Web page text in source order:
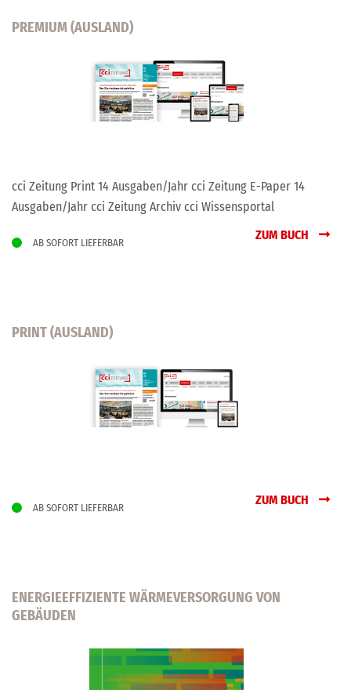
PREMIUM (AUSLAND)
cci Zeitung Print 14 Ausgaben/Jahr cci Zeitung E-Paper 14
Ausgaben/Jahr cci Zeitung Archiv cci Wissensportal
AB SOFORT LIEFERBAR
ZUM BUCH
PRINT (AUSLAND)
AB SOFORT LIEFERBAR
ZUM BUCH
ENERGIEEFFIZIENTE WÄRMEVERSORGUNG VON
GEBÄUDEN